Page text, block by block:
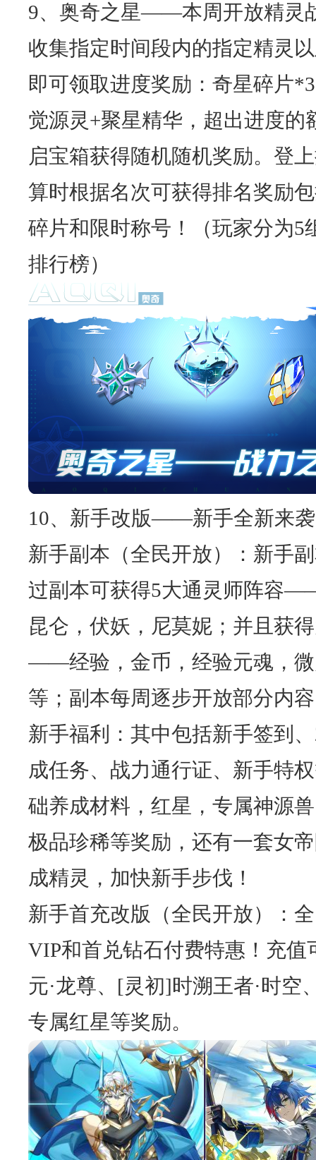
9、奥奇之星——本周开放精灵
收集指定时间段内的指定精灵
即可领取进度奖励：奇星碎片
觉源灵+聚星精华，超出进度的
启宝箱获得随机随机奖励。登
算时根据名次可获得排名奖励
碎片和限时称号！（玩家分为5
排行榜）
10、新手改版——新手全新来
新手副本（全民开放）：新手
过副本可获得5大通灵师阵容
昆仑，伏妖，尼莫妮；并且获
——经验，金币，经验元魂，微
等；副本每周逐步开放部分内
新手福利：其中包括新手签到
成任务、战力通行证、新手特
础养成材料，红星，专属神源
极品珍稀等奖励，还有一套女
成精灵，加快新手步伐！
新手首充改版（全民开放）：
VIP和首兑钻石付费特惠！充
元·龙尊、[灵初]时溯王者·时空
专属红星等奖励。